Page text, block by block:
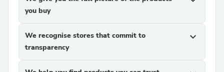
you buy
We recognise stores that commit to
transparency
expand_more